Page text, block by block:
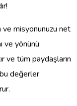
ve misyonunuzu net
ve yönünü
ve tüm paydaşların
bu değerler